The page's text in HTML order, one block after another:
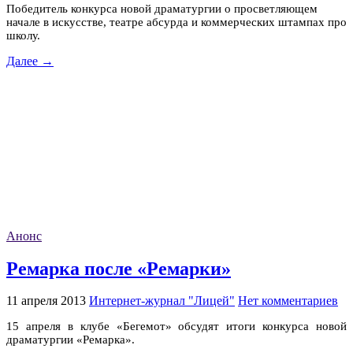
Победитель конкурса новой драматургии о просветляющем
начале в искусстве, театре абсурда и коммерческих штампах про
школу.
Далее →
Анонс
Ремарка после «Ремарки»
11 апреля 2013 Интернет-журнал "Лицей" Нет комментариев
15 апреля в клубе «Бегемот» обсудят итоги конкурса новой
драматургии «Ремарка».